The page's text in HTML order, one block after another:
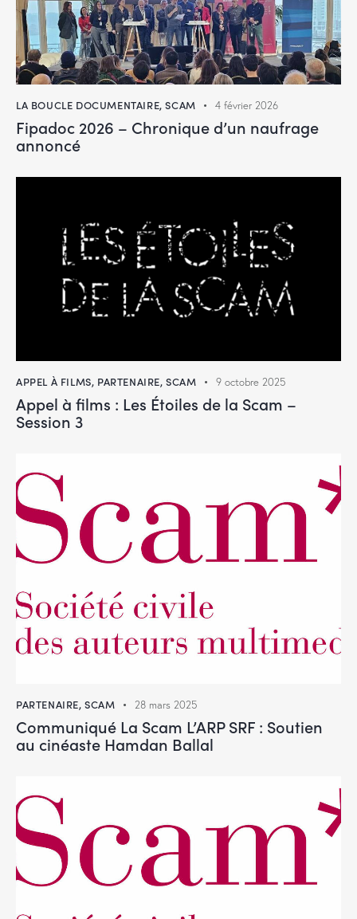
LA BOUCLE DOCUMENTAIRE,SCAM 4 février 2026
Fipadoc 2026 – Chronique d’un naufrage
annoncé
APPEL À FILMS, PARTENAIRE,SCAM 9 octobre 2025
Appel à films : Les Étoiles de la Scam –
Session 3
PARTENAIRE,SCAM 28 mars 2025
Communiqué La Scam L’ARP SRF : Soutien
au cinéaste Hamdan Ballal